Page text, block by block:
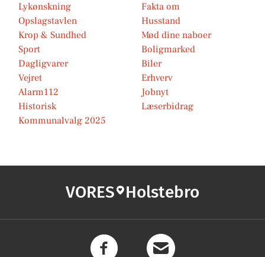
Lykønskning
Fakta om
Opslagstavlen
Husstand
Krop & Sundhed
Mød dine naboer
Sport
Boligmarked
Dagligvarer
Biler
Vejret
Erhverv
Alarm112
Jobnyt
Historisk
Læserbidrag
Kommunalvalg 2025
VORES Holstebro